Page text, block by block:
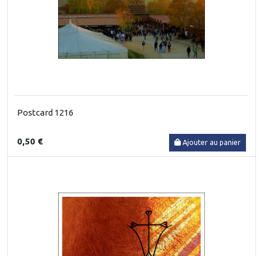
Postcard 1216
0,50 € Ajouter au panier